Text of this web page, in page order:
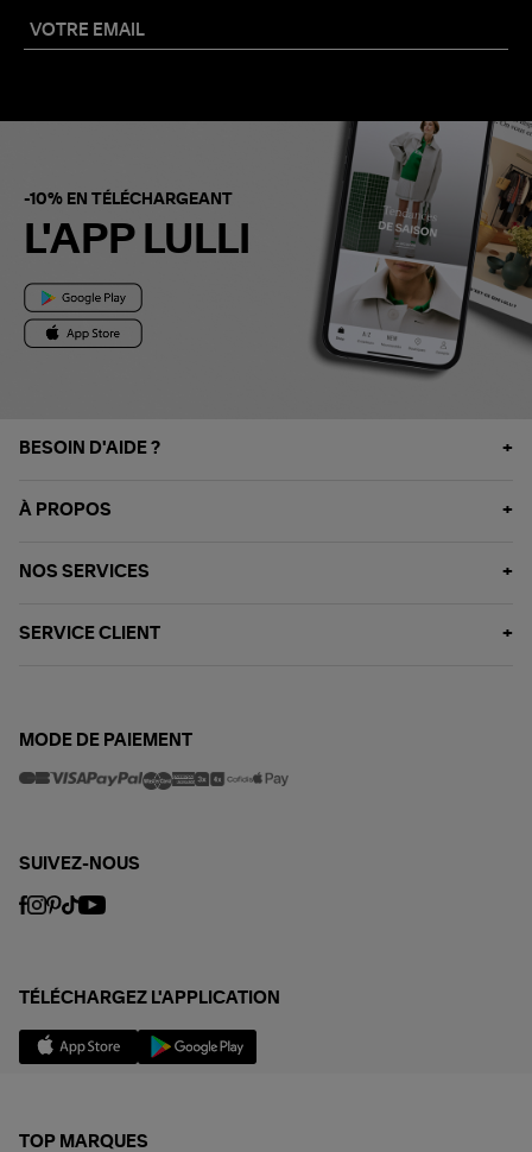
-10% EN TÉLÉCHARGEANT
L'APP LULLI
BESOIN D'AIDE ?
À PROPOS
NOS SERVICES
SERVICE CLIENT
MODE DE PAIEMENT
SUIVEZ-NOUS
TÉLÉCHARGEZ L'APPLICATION
TOP MARQUES